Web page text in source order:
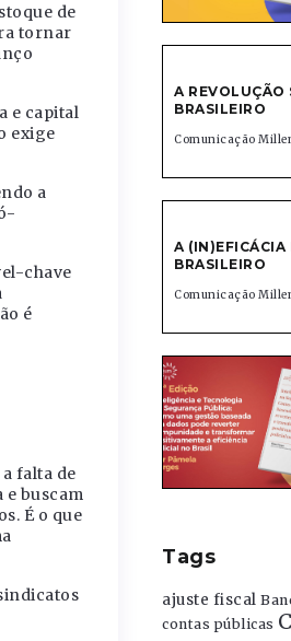
de
tornar
e capital
exige
a
chave
é
falta de
buscam
É o que
A REVOLUÇÃO
BRASILEIRO
Comunicação
A (IN)EFICÁCIA
BRASILEIRO
Comunicação
Tags
ajuste fiscal
contas públicas